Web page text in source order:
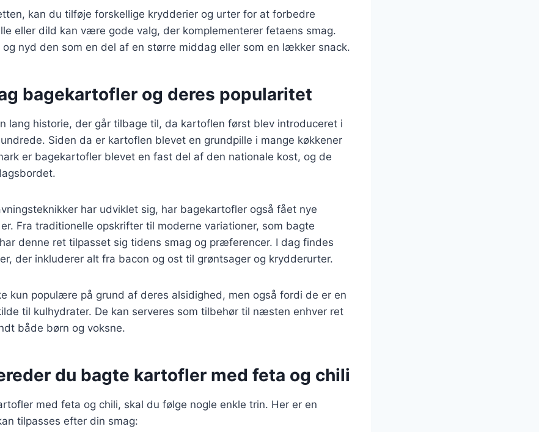
kan du tilføje forskellige krydderier og urter for at forbedre
eller dild kan være gode valg, der komplementerer fetaens smag.
og nyd den som en del af en større middag eller som en lækker snack.
bagekartofler og deres popularitet
lang historie, der går tilbage til, da kartoflen først blev introduceret i
Siden da er kartoflen blevet en grundpille i mange køkkener
er bagekartofler blevet en fast del af den nationale kost, og de
har udviklet sig, har bagekartofler også fået nye
Fra traditionelle opskrifter til moderne variationer, som bagte
denne ret tilpasset sig tidens smag og præferencer. I dag findes
der inkluderer alt fra bacon og ost til grøntsager og krydderurter.
kun populære på grund af deres alsidighed, men også fordi de er en
til kulhydrater. De kan serveres som tilbehør til næsten enhver ret
både børn og voksne.
du bagte kartofler med feta og chili
med feta og chili, skal du følge nogle enkle trin. Her er en
tilpasses efter din smag: